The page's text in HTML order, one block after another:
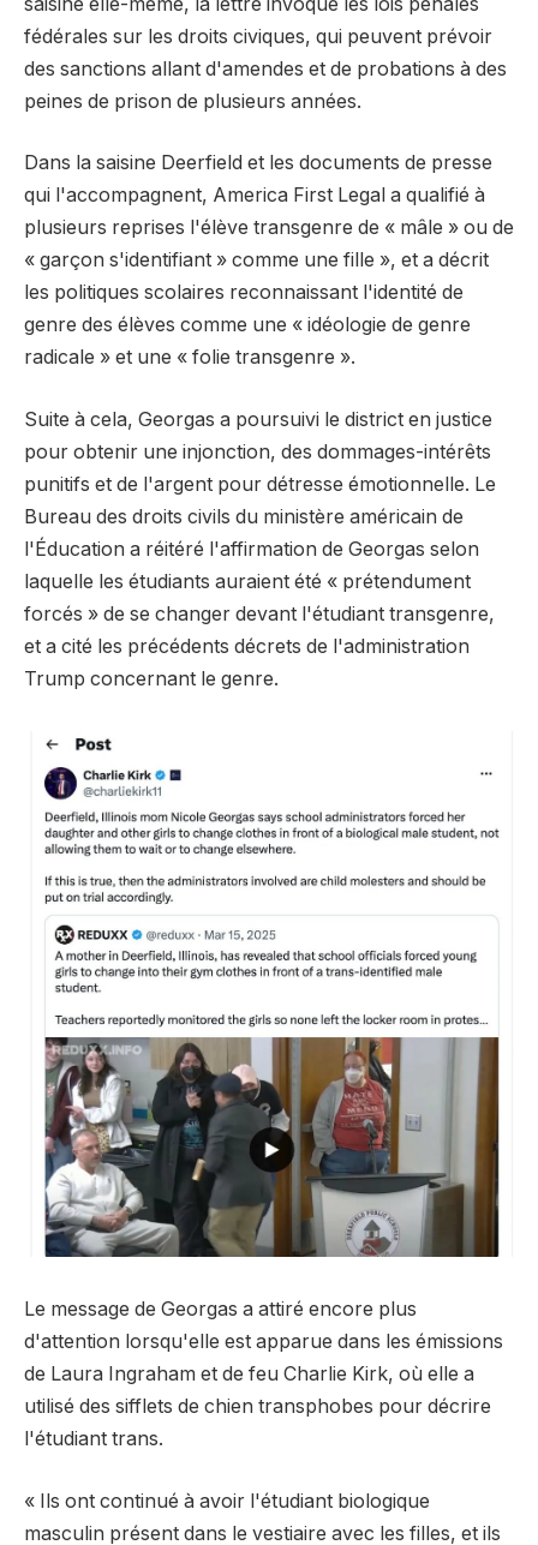
fédérales sur les droits civiques, qui peuvent prévoir
des sanctions allant d'amendes et de probations à des
peines de prison de plusieurs années.
Dans la saisine Deerfield et les documents de presse
qui l'accompagnent, America First Legal a qualifié à
plusieurs reprises l'élève transgenre de « mâle » ou de
« garçon s'identifiant » comme une fille », et a décrit
les politiques scolaires reconnaissant l'identité de
genre des élèves comme une « idéologie de genre
radicale » et une « folie transgenre ».
Suite à cela, Georgas a poursuivi le district en justice
pour obtenir une injonction, des dommages-intérêts
punitifs et de l'argent pour détresse émotionnelle. Le
Bureau des droits civils du ministère américain de
l'Éducation a réitéré l'affirmation de Georgas selon
laquelle les étudiants auraient été « prétendument
forcés » de se changer devant l'étudiant transgenre,
et a cité les précédents décrets de l'administration
Trump concernant le genre.
Le message de Georgas a attiré encore plus
d'attention lorsqu'elle est apparue dans les émissions
de Laura Ingraham et de feu Charlie Kirk, où elle a
utilisé des sifflets de chien transphobes pour décrire
l'étudiant trans.
« Ils ont continué à avoir l'étudiant biologique
masculin présent dans le vestiaire avec les filles, et ils